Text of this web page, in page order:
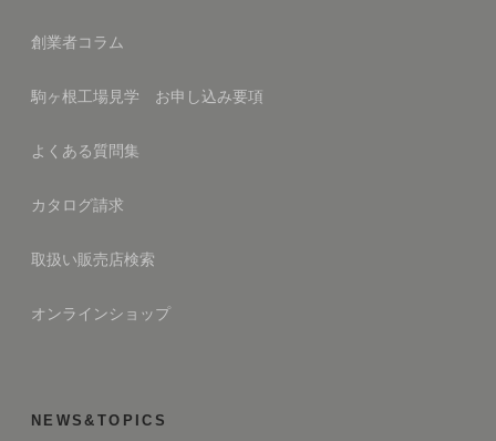
創業者コラム
駒ヶ根工場見学 お申し込み要項
よくある質問集
カタログ請求
取扱い販売店検索
オンラインショップ
NEWS&TOPICS